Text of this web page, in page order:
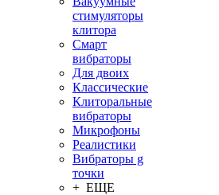
стимуляторы
клитора
Смарт
вибраторы
Для двоих
Классические
Клиторальные
вибраторы
Микрофоны
Реалистики
Вибраторы g
точки
+ ЕЩЕ